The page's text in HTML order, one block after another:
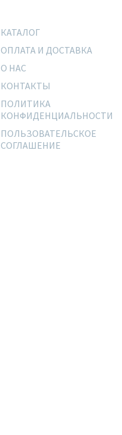
КАТАЛОГ
ОПЛАТА И ДОСТАВКА
О НАС
КОНТАКТЫ
ПОЛИТИКА
КОНФИДЕНЦИАЛЬНОСТИ
ПОЛЬЗОВАТЕЛЬСКОЕ
СОГЛАШЕНИЕ